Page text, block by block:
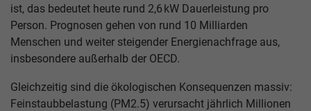
ist, das bedeutet heute rund 2,6 kW Dauerleistung pro
Person. Prognosen gehen von rund 10 Milliarden
Menschen und weiter steigender Energienachfrage aus,
insbesondere außerhalb der OECD.
Gleichzeitig sind die ökologischen Konsequenzen massiv:
Feinstaubbelastung (PM2.5) verursacht jährlich Millionen